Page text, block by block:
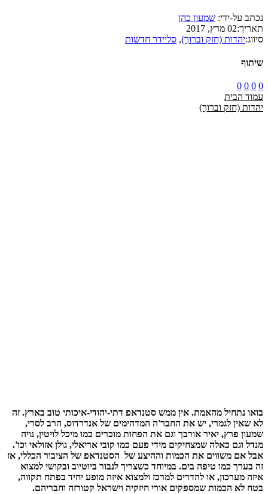
נכתב על-ידי: שמעון כהן
תאריך:02 מרץ, 2017
סיווג:יהדות (חזק וברוך), סליידר חדשות
שיתוף
0
0
0
0
עמוד הבית
יהדות (חזק וברוך)
בואו נתחיל מהאמת. אין ממש סטנדאפ דתי-יהודי-איכותי טוב בארץ. זה
לא שאין לגמרי, יש את החבר'ה המדהימים של אנדרדוס, הרב לסרי,
שמעון פרץ, יאיר אורבך וגם את הפחות מוכרים כמו מיכל לויטין, נויה
מנדל וגם כאלה שמצחיקים מידי פעם כמו קובי אריאלי, גולן אזולאי וכו'.
אבל אם משווים את הכמות וההיצע של הסטנדאפ של הציבור הכללי, אז
זה בערך כמו טיפה בים. במיוחד כשצריך לנבור ביוטיוב ובקושי למצוא
איזה מערכון, או להדרים למרכז ולמצוא איזה מופע יחיד בפתח תקווה,
בטח לא הכמות שמספקים אורי חיזקיה וישראל קטורזה וחבריהם.